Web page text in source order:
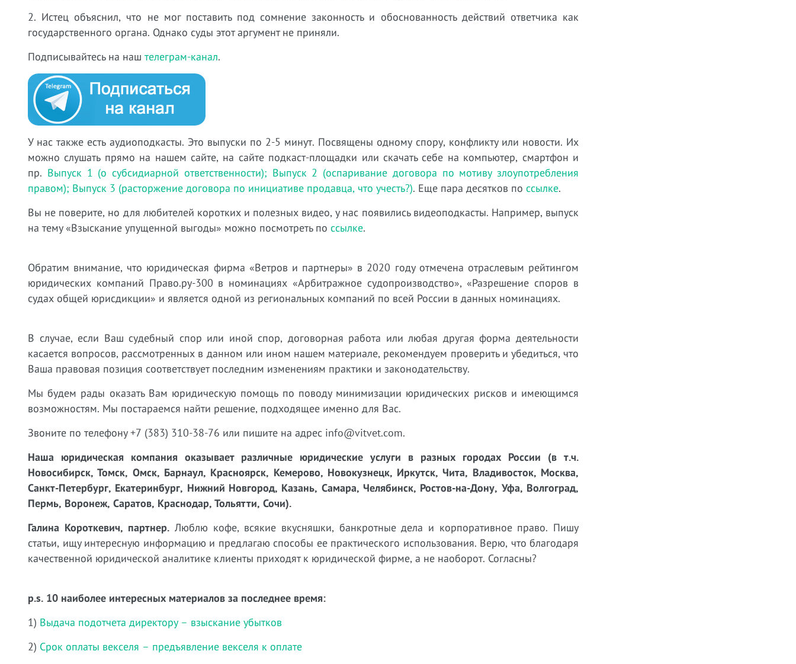
2. Истец объяснил, что не мог поставить под сомнение законность и обоснованность действий ответчика как
государственного органа. Однако суды этот аргумент не приняли.
Подписывайтесь на наш телеграм-канал.
У нас также есть аудиоподкасты. Это выпуски по 2-5 минут. Посвящены одному спору, конфликту или новости. Их
можно слушать прямо на нашем сайте, на сайте подкаст-площадки или скачать себе на компьютер, смартфон и
пр. Выпуск 1 (о субсидиарной ответственности); Выпуск 2 (оспаривание договора по мотиву злоупотребления
правом); Выпуск 3 (расторжение договора по инициативе продавца, что учесть?). Еще пара десятков по ссылке.
Вы не поверите, но для любителей коротких и полезных видео, у нас появились видеоподкасты. Например, выпуск
на тему «Взыскание упущенной выгоды» можно посмотреть по ссылке.
Обратим внимание, что юридическая фирма «Ветров и партнеры» в 2020 году отмечена отраслевым рейтингом
юридических компаний Право.ру-300 в номинациях «Арбитражное судопроизводство», «Разрешение споров в
судах общей юрисдикции» и является одной из региональных компаний по всей России в данных номинациях.
В случае, если Ваш судебный спор или иной спор, договорная работа или любая другая форма деятельности
касается вопросов, рассмотренных в данном или ином нашем материале, рекомендуем проверить и убедиться, что
Ваша правовая позиция соответствует последним изменениям практики и законодательству.
Мы будем рады оказать Вам юридическую помощь по поводу минимизации юридических рисков и имеющимся
возможностям. Мы постараемся найти решение, подходящее именно для Вас.
Звоните по телефону +7 (383) 310-38-76 или пишите на адрес info@vitvet.com.
Наша юридическая компания оказывает различные юридические услуги в разных городах России (в т.ч.
Новосибирск, Томск, Омск, Барнаул, Красноярск, Кемерово, Новокузнецк, Иркутск, Чита, Владивосток, Москва,
Санкт-Петербург, Екатеринбург, Нижний Новгород, Казань, Самара, Челябинск, Ростов-на-Дону, Уфа, Волгоград,
Пермь, Воронеж, Саратов, Краснодар, Тольятти, Сочи).
Галина Короткевич, партнер. Люблю кофе, всякие вкусняшки, банкротные дела и корпоративное право. Пишу
статьи, ищу интересную информацию и предлагаю способы ее практического использования. Верю, что благодаря
качественной юридической аналитике клиенты приходят к юридической фирме, а не наоборот. Согласны?
p.s. 10 наиболее интересных материалов за последнее время:
1) Выдача подотчета директору – взыскание убытков
2) Срок оплаты векселя – предъявление векселя к оплате